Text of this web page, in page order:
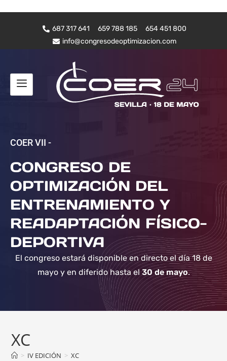
687 317 641 659 788 185
654 451 800
info@congresodeoptimizacion.com
COER VII -
CONGRESO DE
OPTIMIZACIÓN DEL
ENTRENAMIENTO Y
READAPTACIÓN FÍSICO-
DEPORTIVA
El congreso estará disponible en directo el día 18 de
mayo y en diferido hasta el30 de mayo.
XC
> IV EDICIÓN > XC